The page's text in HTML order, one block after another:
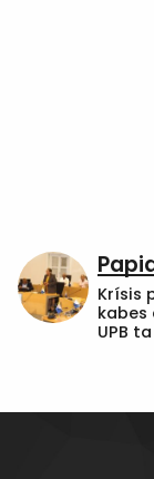
Krísis
kabes
UPB